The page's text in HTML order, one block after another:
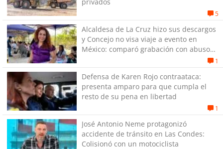
5
Alcaldesa de La Cruz hizo sus descargos
y Concejo no visa viaje a evento en
México: comparó grabación con abuso
1
Defensa de Karen Rojo contraataca:
presenta amparo para que cumpla el
resto de su pena en libertad
1
José Antonio Neme protagonizó
accidente de tránsito en Las Condes:
Colisionó con un motociclista